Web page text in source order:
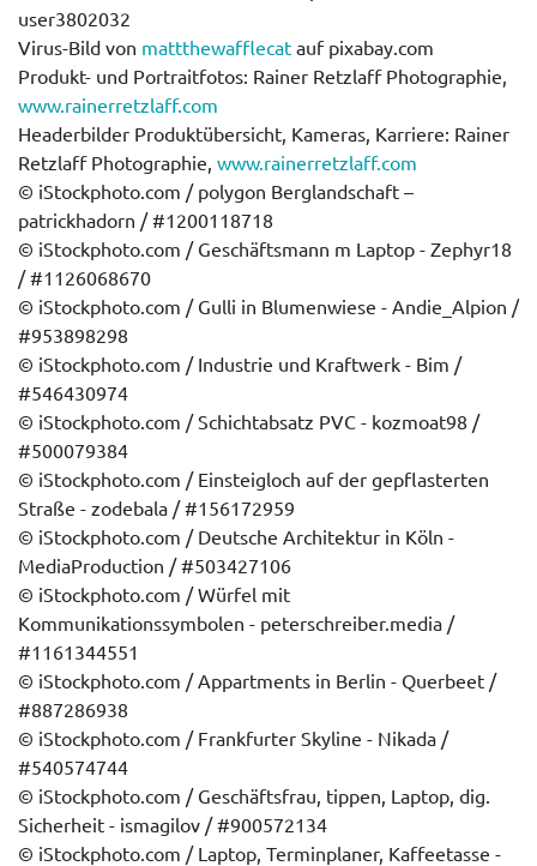
user3802032
Virus-Bild von mattthewafflecat auf pixabay.com
Produkt- und Portraitfotos: Rainer Retzlaff Photographie,
www.rainerretzlaff.com
Headerbilder Produktübersicht, Kameras, Karriere: Rainer
Retzlaff Photographie, www.rainerretzlaff.com
© iStockphoto.com / polygon Berglandschaft –
patrickhadorn / #1200118718
© iStockphoto.com / Geschäftsmann m Laptop - Zephyr18
/ #1126068670
© iStockphoto.com / Gulli in Blumenwiese - Andie_Alpion /
#953898298
© iStockphoto.com / Industrie und Kraftwerk - Bim /
#546430974
© iStockphoto.com / Schichtabsatz PVC - kozmoat98 /
#500079384
© iStockphoto.com / Einsteigloch auf der gepflasterten
Straße - zodebala / #156172959
© iStockphoto.com / Deutsche Architektur in Köln -
MediaProduction / #503427106
© iStockphoto.com / Würfel mit
Kommunikationssymbolen - peterschreiber.media /
#1161344551
© iStockphoto.com / Appartments in Berlin - Querbeet /
#887286938
© iStockphoto.com / Frankfurter Skyline - Nikada /
#540574744
© iStockphoto.com / Geschäftsfrau, tippen, Laptop, dig.
Sicherheit - ismagilov / #900572134
© iStockphoto.com / Laptop, Terminplaner, Kaffeetasse -